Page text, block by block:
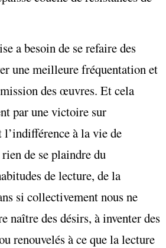
a besoin de se refaire des
une meilleure fréquentation et
des œuvres. Et cela
par une victoire sur
l’indifférence à la vie de
de se plaindre du
de lecture, de la
si collectivement nous ne
naître des désirs, à inventer des
renouvelés à ce que la lecture